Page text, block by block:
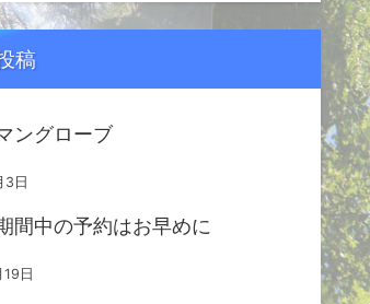
稿
ングローブ
3日
間中の予約はお早めに
日